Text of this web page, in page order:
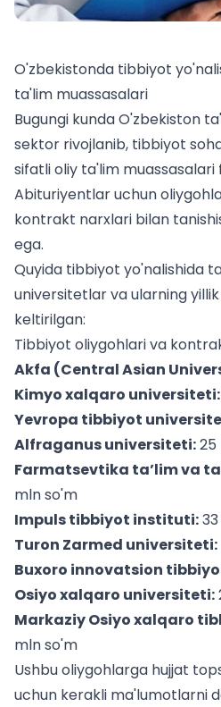
O'zbekistonda tibbiyot
ta'lim muassasalari
Bugungi kunda O'zbekiston
sektor rivojlanib, tibbiyot
sifatli oliy ta'lim
Abituriyentlar uchun
kontrakt narxlari bilan
ega.
Quyida tibbiyot yo'nalishida
universitetlar va ularning
keltirilgan:
Tibbiyot oliygohlari va
Akfa (Central Asian
Kimyo xalqaro universiteti:
Yevropa tibbiyot
Alfraganus universiteti:25
Farmatsevtika ta’lim va
mln so'm
Impuls tibbiyot instituti:
Turon Zarmed universiteti:
Buxoro innovatsion
Osiyo xalqaro universiteti:
Markaziy Osiyo xalqaro
mln so'm
Ushbu oliygohlarga hujjat
uchun kerakli ma'lumotlarni